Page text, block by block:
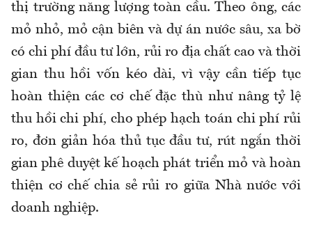
thị trường năng lượng toàn cầu. Theo ông, các
mỏ nhỏ, mỏ cận biên và dự án nước sâu, xa bờ
có chi phí đầu tư lớn, rủi ro địa chất cao và thời
gian thu hồi vốn kéo dài, vì vậy cần tiếp tục
hoàn thiện các cơ chế đặc thù như nâng tỷ lệ
thu hồi chi phí, cho phép hạch toán chi phí rủi
ro, đơn giản hóa thủ tục đầu tư, rút ngắn thời
gian phê duyệt kế hoạch phát triển mỏ và hoàn
thiện cơ chế chia sẻ rủi ro giữa Nhà nước với
doanh nghiệp.